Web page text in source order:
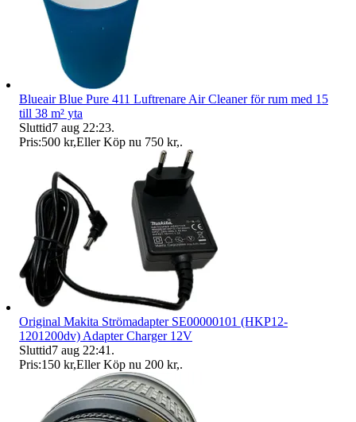
Blueair Blue Pure 411 Luftrenare Air Cleaner för rum med 15
till 38 m² yta
Sluttid7 aug 22:23.
Pris:500 kr,Eller Köp nu 750 kr,.
Original Makita Strömadapter SE00000101 (HKP12-
1201200dv) Adapter Charger 12V
Sluttid7 aug 22:41 .
Pris:150 kr,Eller Köp nu 200 kr,.